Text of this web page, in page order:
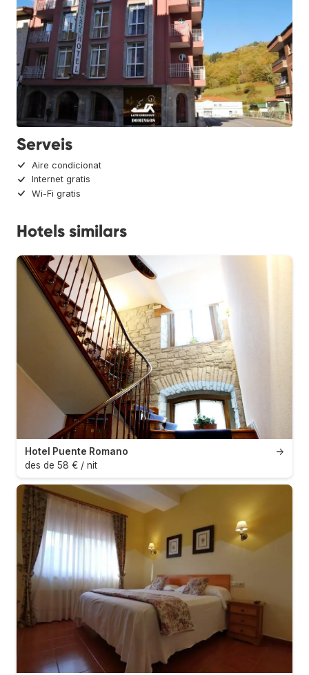
Serveis
Aire condicionat
Internet gratis
Wi-Fi gratis
Hotels similars
→
Hotel Puente Romano
des de 58 € / nit